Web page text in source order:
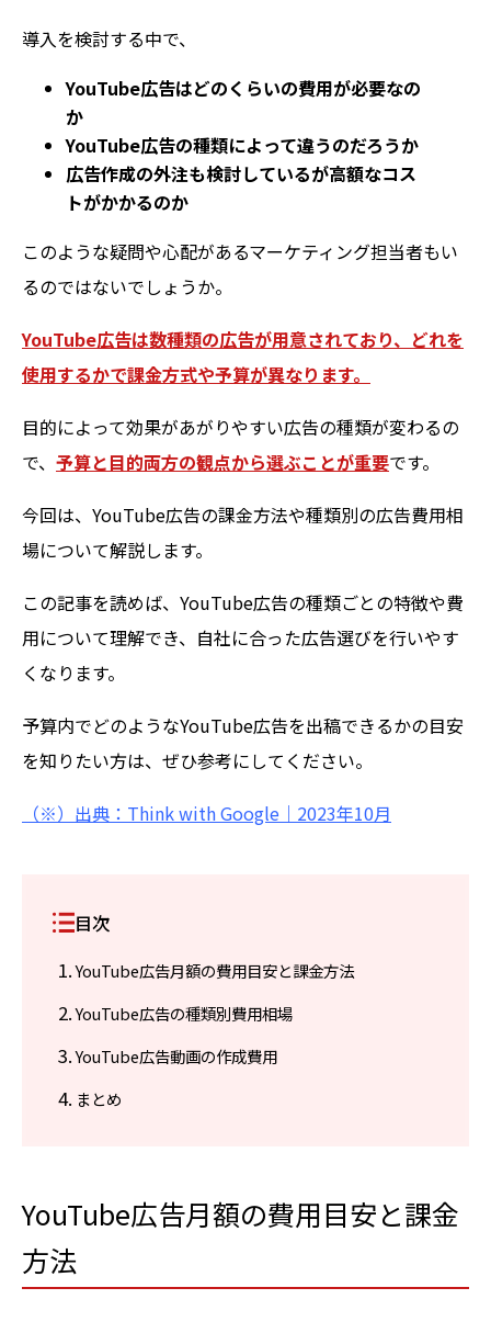
導入を検討する中で、
YouTube広告はどのくらいの費用が必要なの
か
YouTube広告の種類によって違うのだろうか
広告作成の外注も検討しているが高額なコス
トがかかるのか
このような疑問や心配があるマーケティング担当者もい
るのではないでしょうか。
YouTube広告は数種類の広告が用意されており、どれを
使用するかで課金方式や予算が異なります。
目的によって効果があがりやすい広告の種類が変わるの
で、 予算と目的両方の観点から選ぶことが重要です。
今回は、YouTube広告の課金方法や種類別の広告費用相
場について解説します。
この記事を読めば、YouTube広告の種類ごとの特徴や費
用について理解でき、自社に合った広告選びを行いやす
くなります。
予算内でどのようなYouTube広告を出稿できるかの目安
を知りたい方は、ぜひ参考にしてください。
（※）出典：Think with Google｜2023年10月
目次
YouTube広告月額の費用目安と課金方法
YouTube広告の種類別費用相場
YouTube広告動画の作成費用
まとめ
YouTube広告月額の費用目安と課金
方法